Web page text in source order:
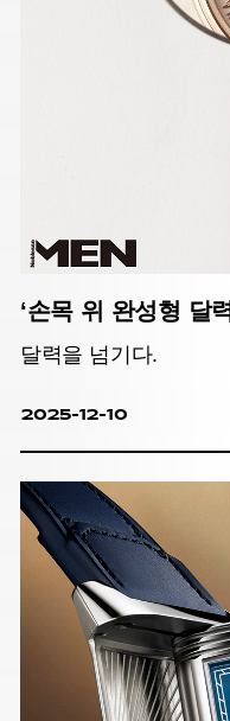
‘손목 위 완성형 달
달력을 넘기다.
2025-12-10